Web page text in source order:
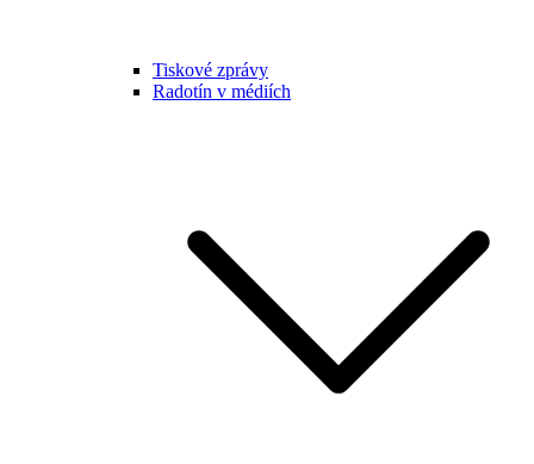
Tiskové zprávy
Radotín v médiích